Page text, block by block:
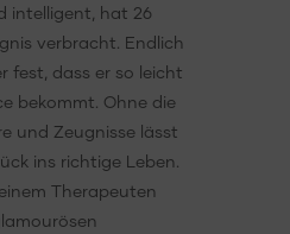
intelligent, hat 26
verbracht. Endlich
fest, dass er so leicht
bekommt. Ohne die
und Zeugnisse lässt
ins richtige Leben.
Therapeuten